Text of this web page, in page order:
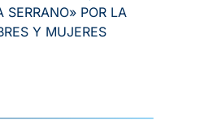
SERRANO» POR LA
Y MUJERES